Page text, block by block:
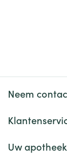
Neem
Uw apotheek